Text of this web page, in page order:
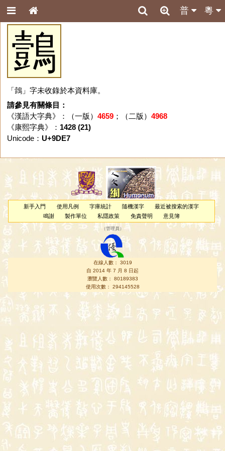
粵
普
鷧
「鷧」字未收錄於本資料庫。
請參見有關條目：
《漢語大字典》：（一版） 4659；（二版） 4968
《康熙字典》： 1428 (21)
Unicode： U+9DE7
新手入門 使用凡例 字庫統計 隨機漢字
最近被搜索的漢字
鳴謝
製作單位 私隱政策 免責聲明 意見簿
（管理員 ）
在線人數： 3019
自 2014 年 7 月 8 日起
瀏覽人數： 80189383
使用次數： 294145528